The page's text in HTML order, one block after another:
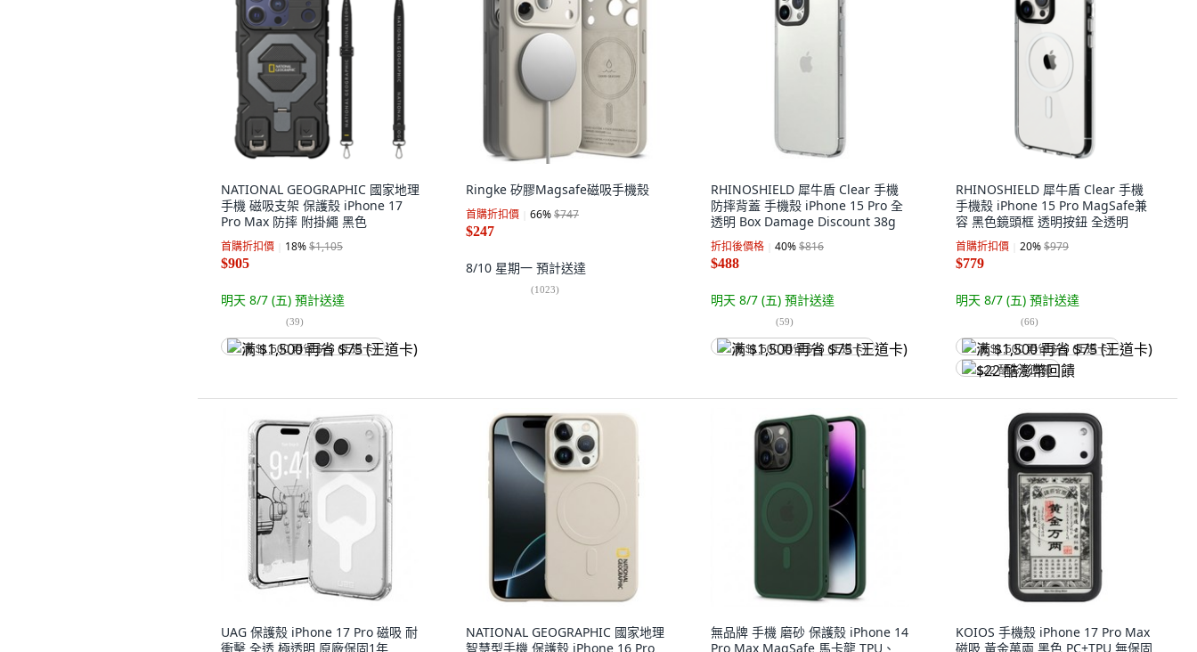
NATIONAL GEOGRAPHIC 國家地理
手機 磁吸支架 保護殼 iPhone 17
Pro Max 防摔 附掛繩 黑色
首購折扣價 18%$1,105
$905
明天 8/7 (五) 預計送達
(39)
满 $1,500 再省 $75 (王道卡)
Ringke 矽膠Magsafe磁吸手機殼
首購折扣價 66%$747
$247
8/10 星期一 預計送達
(1023)
RHINOSHIELD 犀牛盾 Clear 手機
防摔背蓋 手機殼 iPhone 15 Pro 全
透明 Box Damage Discount 38g
折扣後價格 40%$816
$488
明天 8/7 (五) 預計送達
(59)
满 $1,500 再省 $75 (王道卡)
RHINOSHIELD 犀牛盾 Clear 手機
手機殼 iPhone 15 Pro MagSafe兼
容 黑色鏡頭框 透明按鈕 全透明
首購折扣價 20%$979
$779
明天 8/7 (五) 預計送達
(66)
满 $1,500 再省 $75 (王道卡)
$22 酷澎幣回饋
UAG 保護殼 iPhone 17 Pro 磁吸 耐
衝擊 全透 極透明 原廠保固1年
NATIONAL GEOGRAPHIC 國家地理
智慧型手機 保護殼 iPhone 16 Pro
無品牌 手機 磨砂 保護殼 iPhone 14
Pro Max MagSafe 馬卡龍 TPU、
KOIOS 手機殼 iPhone 17 Pro Max
磁吸 黃金萬兩 黑色 PC+TPU 無保固